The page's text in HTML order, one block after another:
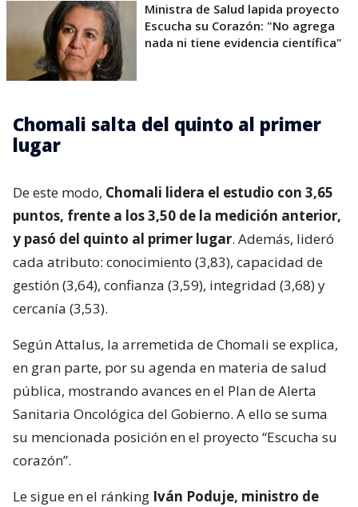
Ministra de Salud lapida proyecto
Escucha su Corazón: "No agrega
nada ni tiene evidencia científica"
Chomali salta del quinto al primer
lugar
De este modo, Chomali lidera el estudio con 3,65
puntos, frente a los 3,50 de la medición anterior,
y pasó del quinto al primer lugar. Además, lideró
cada atributo: conocimiento (3,83), capacidad de
gestión (3,64), confianza (3,59), integridad (3,68) y
cercanía (3,53).
Según Attalus, la arremetida de Chomali se explica,
en gran parte, por su agenda en materia de salud
pública, mostrando avances en el Plan de Alerta
Sanitaria Oncológica del Gobierno. A ello se suma
su mencionada posición en el proyecto “Escucha su
corazón”.
Le sigue en el ránking Iván Poduje, ministro de